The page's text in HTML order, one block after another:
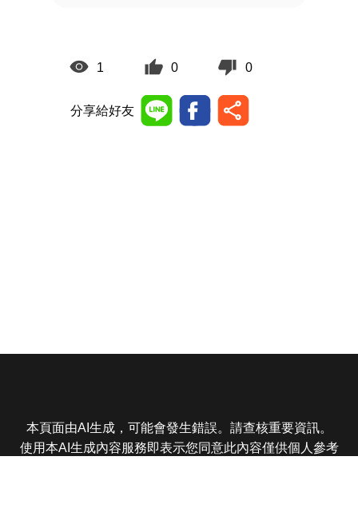
1 0 0
分享給好友
本頁面由AI生成，可能會發生錯誤。請查核重要資訊。
使用本AI生成內容服務即表示您同意此內容僅供個人參考